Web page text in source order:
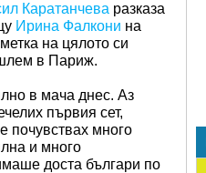
Каратанчева разказа
Ирина Фалкони на
на цялото си
в Париж.
в мача днес. Аз
първия сет,
почувствах много
и много
доста българи по